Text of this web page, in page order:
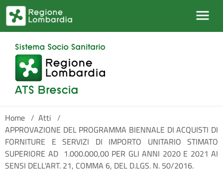
Salta al contenuto principale
Home / Atti /
APPROVAZIONE DEL PROGRAMMA BIENNALE DI ACQUISTI DI
FORNITURE E SERVIZI DI IMPORTO UNITARIO STIMATO
SUPERIORE AD  1.000.000,00 PER GLI ANNI 2020 E 2021 AI
SENSI DELL'ART. 21, COMMA 6, DEL D.LGS. N. 50/2016.